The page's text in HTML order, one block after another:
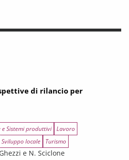
IN TOSCANA. La congiuntura 2025 e il
di rilancio per
e Sistemi produttivi Lavoro
Sviluppo locale Turismo
e N. Sciclone